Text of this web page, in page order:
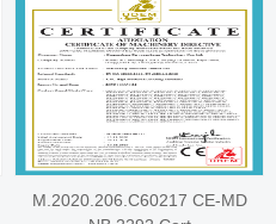
M.2020.206.C60217 CE-MD